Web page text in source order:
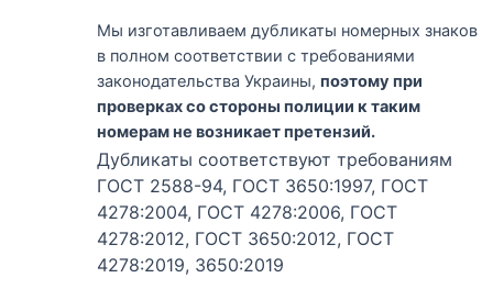
Мы изготавливаем дубликаты номерных знаков
в полном соответствии с требованиями
законодательства Украины, поэтому при
проверках со стороны полиции к таким
номерам не возникает претензий.
Дубликаты соответствуют требованиям
ГОСТ 2588-94, ГОСТ 3650:1997, ГОСТ
4278:2004, ГОСТ 4278:2006, ГОСТ
4278:2012, ГОСТ 3650:2012, ГОСТ
4278:2019, 3650:2019